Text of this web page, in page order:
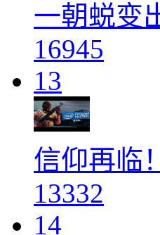
一朝蜕变
16945
13
信仰再临
13332
14